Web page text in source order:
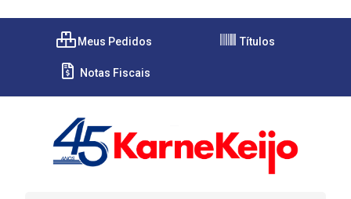
Meus Pedidos Títulos
Notas Fiscais